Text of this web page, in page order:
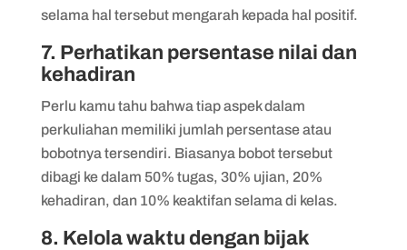
selama hal tersebut mengarah kepada hal positif.
7. Perhatikan persentase nilai dan
kehadiran
Perlu kamu tahu bahwa tiap aspek dalam
perkuliahan memiliki jumlah persentase atau
bobotnya tersendiri. Biasanya bobot tersebut
dibagi ke dalam 50% tugas, 30% ujian, 20%
kehadiran, dan 10% keaktifan selama di kelas.
8. Kelola waktu dengan bijak